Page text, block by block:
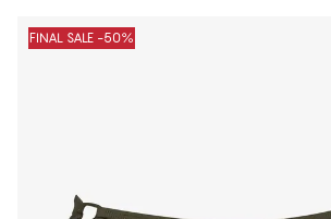
FINAL SALE -50%